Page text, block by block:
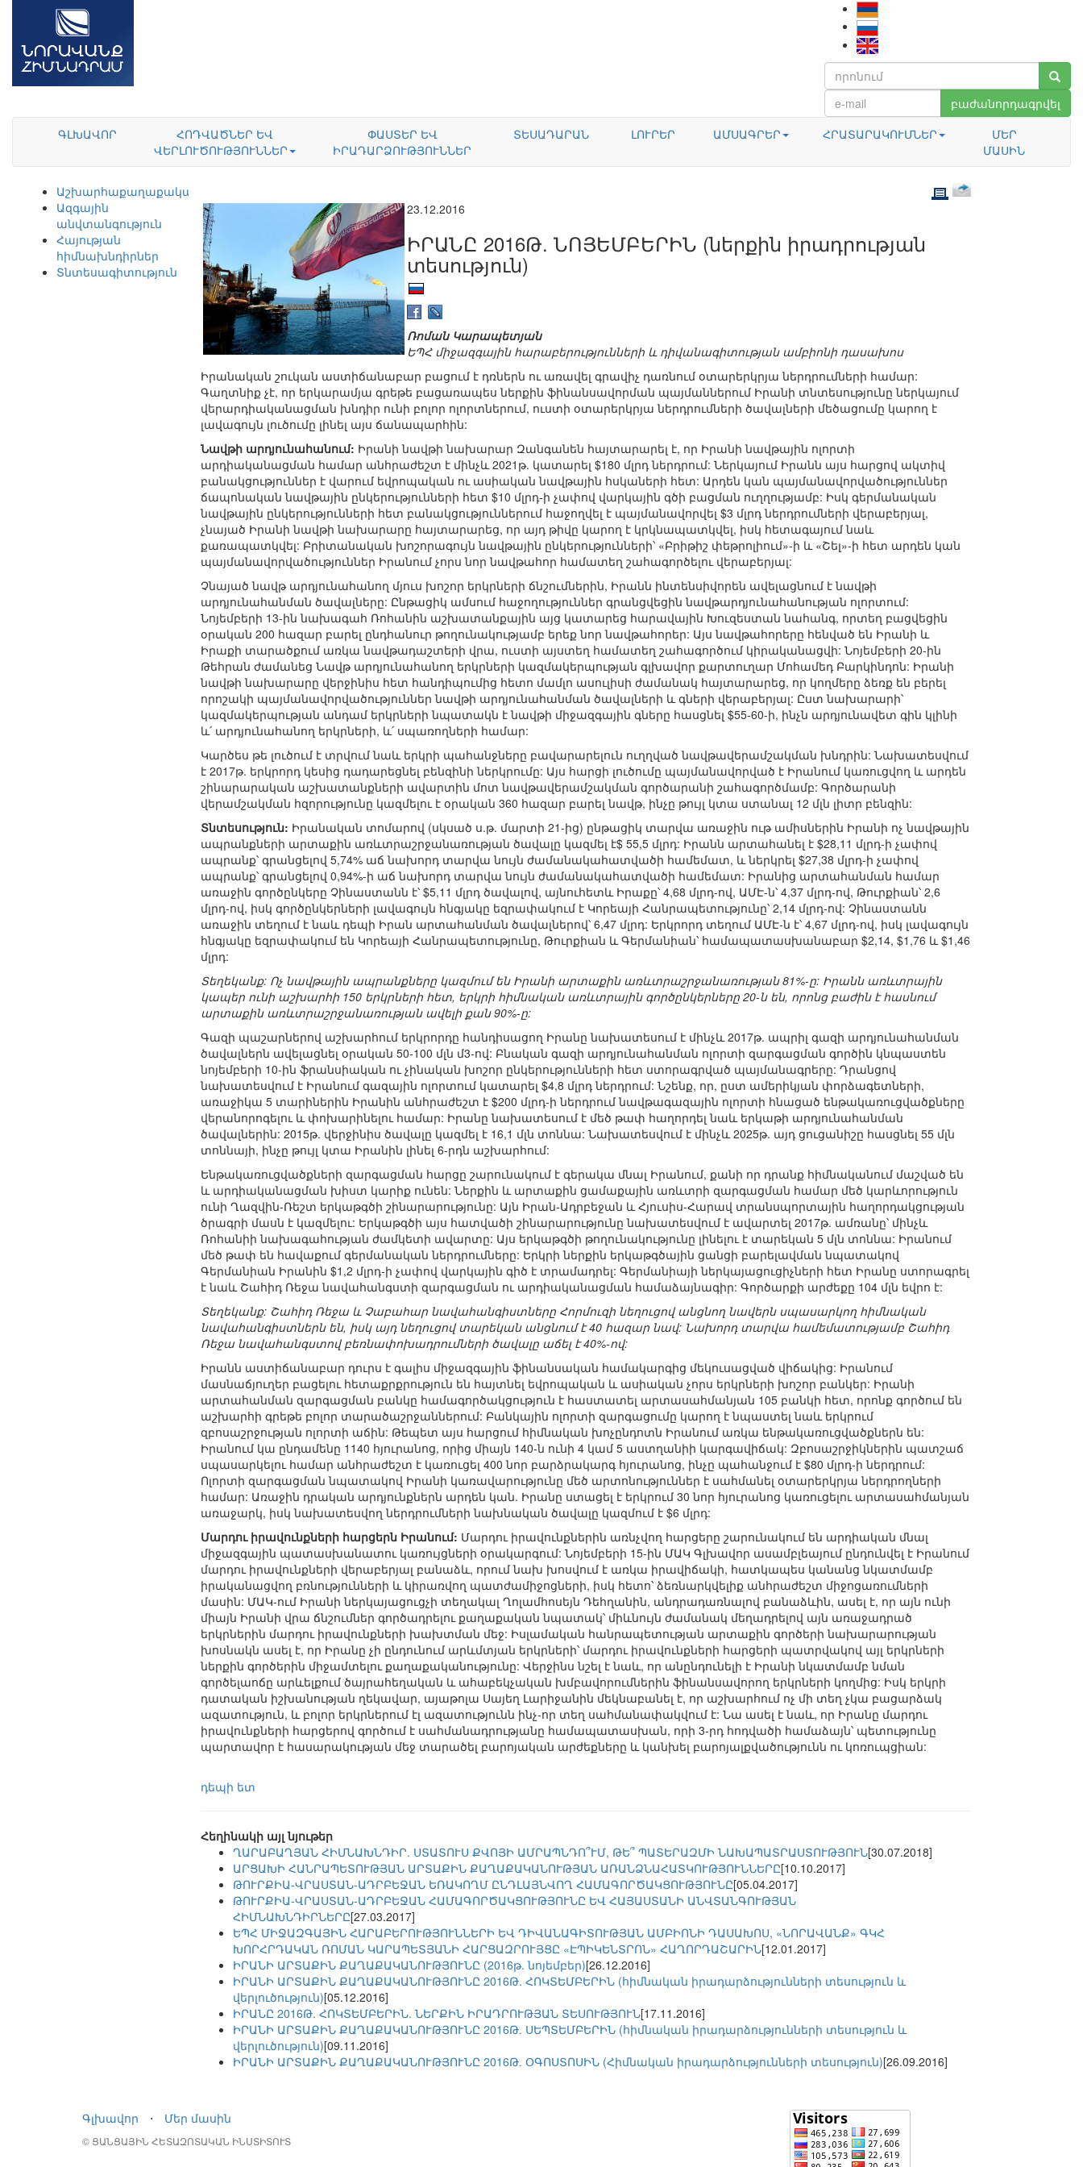
բաժանորդագրվել
ԳԼԽԱՎՈՐ
ՀՈԴՎԱԾՆԵՐ ԵՎ
ՎԵՐԼՈՒԾՈՒԹՅՈՒՆՆԵՐ
ՓԱՍՏԵՐ ԵՎ
ԻՐԱԴԱՐՁՈՒԹՅՈՒՆՆԵՐ
ՏԵՍԱԴԱՐԱՆ ԼՈՒՐԵՐ ԱՄՍԱԳՐԵՐ ՀՐԱՏԱՐԱԿՈՒՄՆԵՐ
ՄԵՐ
ՄԱՍԻՆ
Աշխարհաքաղաքականություն
Ազգային
անվտանգություն
Հայության
հիմնախնդիրներ
Տնտեսագիտություն
23.12.2016
ԻՐԱՆԸ 2016Թ. ՆՈՅԵՄԲԵՐԻՆ (ներքին իրադրության
տեսություն)
Ռոման Կարապետյան
ԵՊՀ միջազգային հարաբերությունների և դիվանագիտության ամբիոնի դասախոս
Իրանական շուկան աստիճանաբար բացում է դռներն ու առավել գրավիչ դառնում օտարերկրյա ներդրումների համար:
Գաղտնիք չէ, որ երկարամյա գրեթե բացառապես ներքին ֆինանսավորման պայմաններում Իրանի տնտեսությունը ներկայում
վերարդիականացման խնդիր ունի բոլոր ոլորտներում, ուստի օտարերկրյա ներդրումների ծավալների մեծացումը կարող է
լավագույն լուծումը լինել այս ճանապարհին:
Նավթի արդյունահանում: Իրանի նավթի նախարար Զանգանեն հայտարարել է, որ Իրանի նավթային ոլորտի
արդիականացման համար անհրաժեշտ է մինչև 2021թ. կատարել $180 մլրդ ներդրում: Ներկայում Իրանն այս հարցով ակտիվ
բանակցություններ է վարում եվրոպական ու ասիական նավթային հսկաների հետ: Արդեն կան պայմանավորվածություններ
ճապոնական նավթային ընկերությունների հետ $10 մլրդ-ի չափով վարկային գծի բացման ուղղությամբ: Իսկ գերմանական
նավթային ընկերությունների հետ բանակցություններում հաջողվել է պայմանավորվել $3 մլրդ ներդրումների վերաբերյալ,
չնայած Իրանի նավթի նախարարը հայտարարեց, որ այդ թիվը կարող է կրկնապատկվել, իսկ հետագայում նաև
քառապատկվել: Բրիտանական խոշորագույն նավթային ընկերությունների՝ «Բրիթիշ փեթրոլիում»-ի և «Շել»-ի հետ արդեն կան
պայմանավորվածություններ Իրանում չորս նոր նավթահոր համատեղ շահագործելու վերաբերյալ:
Չնայած նավթ արդյունահանող մյուս խոշոր երկրների ճնշումներին, Իրանն ինտենսիվորեն ավելացնում է նավթի
արդյունահանման ծավալները: Ընթացիկ ամսում հաջողություններ գրանցվեցին նավթարդյունահանության ոլորտում:
Նոյեմբերի 13-ին նախագահ Ռոհանին աշխատանքային այց կատարեց հարավային Խուզեստան նահանգ, որտեղ բացվեցին
օրական 200 հազար բարել ընդհանուր թողունակությամբ երեք նոր նավթահորեր: Այս նավթահորերը հենված են Իրանի և
Իրաքի տարածքում առկա նավթադաշտերի վրա, ուստի այստեղ համատեղ շահագործում կիրականացվի: Նոյեմբերի 20-ին
Թեհրան ժամանեց Նավթ արդյունահանող երկրների կազմակերպության գլխավոր քարտուղար Մոհամեդ Բարկինդոն: Իրանի
նավթի նախարարը վերջինիս հետ հանդիպումից հետո մամլո ասուլիսի ժամանակ հայտարարեց, որ կողմերը ձեռք են բերել
որոշակի պայմանավորվածություններ նավթի արդյունահանման ծավալների և գների վերաբերյալ: Ըստ նախարարի՝
կազմակերպության անդամ երկրների նպատակն է նավթի միջազգային գները հասցնել $55-60-ի, ինչն արդյունավետ գին կլինի
և՛ արդյունահանող երկրների, և՛ սպառողների համար:
Կարծես թե լուծում է տրվում նաև երկրի պահանջները բավարարելուն ուղղված նավթավերամշակման խնդրին: Նախատեսվում
է 2017թ. երկրորդ կեսից դադարեցնել բենզինի ներկրումը: Այս հարցի լուծումը պայմանավորված է Իրանում կառուցվող և արդեն
շինարարական աշխատանքների ավարտին մոտ նավթավերամշակման գործարանի շահագործմամբ: Գործարանի
վերամշակման հզորությունը կազմելու է օրական 360 հազար բարել նավթ, ինչը թույլ կտա ստանալ 12 մլն լիտր բենզին:
Տնտեսություն: Իրանական տոմարով (սկսած ս.թ. մարտի 21-ից) ընթացիկ տարվա առաջին ութ ամիսներին Իրանի ոչ նավթային
ապրանքների արտաքին առևտրաշրջանառության ծավալը կազմել է$ 55,5 մլրդ: Իրանն արտահանել է $28,11 մլրդ-ի չափով
ապրանք՝ գրանցելով 5,74% աճ նախորդ տարվա նույն ժամանակահատվածի համեմատ, և ներկրել $27,38 մլրդ-ի չափով
ապրանք՝ գրանցելով 0,94%-ի աճ նախորդ տարվա նույն ժամանակահատվածի համեմատ: Իրանից արտահանման համար
առաջին գործընկերը Չինաստանն է՝ $5,11 մլրդ ծավալով, այնուհետև Իրաքը՝ 4,68 մլրդ-ով, ԱՄԷ-ն՝ 4,37 մլրդ-ով, Թուրքիան՝ 2,6
մլրդ-ով, իսկ գործընկերների լավագույն հնգյակը եզրափակում է Կորեայի Հանրապետությունը՝ 2,14 մլրդ-ով: Չինաստանն
առաջին տեղում է նաև դեպի Իրան արտահանման ծավալներով՝ 6,47 մլրդ: Երկրորդ տեղում ԱՄԷ-ն է՝ 4,67 մլրդ-ով, իսկ լավագույն
հնգյակը եզրափակում են Կորեայի Հանրապետությունը, Թուրքիան և Գերմանիան՝ համապատասխանաբար $2,14, $1,76 և $1,46
մլրդ:
Տեղեկանք: Ոչ նավթային ապրանքները կազմում են Իրանի արտաքին առևտրաշրջանառության 81%-ը: Իրանն առևտրային
կապեր ունի աշխարհի 150 երկրների հետ, երկրի հիմնական առևտրային գործընկերները 20-ն են, որոնց բաժին է հասնում
արտաքին առևտրաշրջանառության ավելի քան 90%-ը:
Գազի պաշարներով աշխարհում երկրորդը հանդիսացող Իրանը նախատեսում է մինչև 2017թ. ապրիլ գազի արդյունահանման
ծավալներն ավելացնել օրական 50-100 մլն մ3-ով: Բնական գազի արդյունահանման ոլորտի զարգացման գործին կնպաստեն
նոյեմբերի 10-ին ֆրանսիական ու չինական խոշոր ընկերությունների հետ ստորագրված պայմանագրերը: Դրանցով
նախատեսվում է Իրանում գազային ոլորտում կատարել $4,8 մլրդ ներդրում: Նշենք, որ, ըստ ամերիկյան փորձագետների,
առաջիկա 5 տարիներին Իրանին անհրաժեշտ է $200 մլրդ-ի ներդրում նավթագազային ոլորտի հնացած ենթակառուցվածքները
վերանորոգելու և փոխարինելու համար: Իրանը նախատեսում է մեծ թափ հաղորդել նաև երկաթի արդյունահանման
ծավալներին: 2015թ. վերջինիս ծավալը կազմել է 16,1 մլն տոննա: Նախատեսվում է մինչև 2025թ. այդ ցուցանիշը հասցնել 55 մլն
տոննայի, ինչը թույլ կտա Իրանին լինել 6-րդն աշխարհում:
Ենթակառուցվածքների զարգացման հարցը շարունակում է գերակա մնալ Իրանում, քանի որ դրանք հիմնականում մաշված են
և արդիականացման խիստ կարիք ունեն: Ներքին և արտաքին ցամաքային առևտրի զարգացման համար մեծ կարևորություն
ունի Ղազվին-Ռեշտ երկաթգծի շինարարությունը: Այն Իրան-Ադրբեջան և Հյուսիս-Հարավ տրանսպորտային հաղորդակցության
ծրագրի մասն է կազմելու: Երկաթգծի այս հատվածի շինարարությունը նախատեսվում է ավարտել 2017թ. ամռանը՝ մինչև
Ռոհանիի նախագահության ժամկետի ավարտը: Այս երկաթգծի թողունակությունը լինելու է տարեկան 5 մլն տոննա: Իրանում
մեծ թափ են հավաքում գերմանական ներդրումները: Երկրի ներքին երկաթգծային ցանցի բարելավման նպատակով
Գերմանիան Իրանին $1,2 մլրդ-ի չափով վարկային գիծ է տրամադրել: Գերմանիայի ներկայացուցիչների հետ Իրանը ստորագրել
է նաև Շահիդ Ռեջա նավահանգստի զարգացման ու արդիականացման համաձայնագիր: Գործարքի արժեքը 104 մլն եվրո է:
Տեղեկանք: Շահիդ Ռեջա և Չաբահար նավահանգիստները Հորմուզի նեղուցով անցնող նավերն սպասարկող հիմնական
նավահանգիստներն են, իսկ այդ նեղուցով տարեկան անցնում է 40 հազար նավ: Նախորդ տարվա համեմատությամբ Շահիդ
Ռեջա նավահանգստով բեռնափոխադրումների ծավալը աճել է 40%-ով:
Իրանն աստիճանաբար դուրս է գալիս միջազգային ֆինանսական համակարգից մեկուսացված վիճակից: Իրանում
մասնաճյուղեր բացելու հետաքրքրություն են հայտնել եվրոպական և ասիական չորս երկրների խոշոր բանկեր: Իրանի
արտահանման զարգացման բանկը համագործակցություն է հաստատել արտասահմանյան 105 բանկի հետ, որոնք գործում են
աշխարհի գրեթե բոլոր տարածաշրջաններում: Բանկային ոլորտի զարգացումը կարող է նպաստել նաև երկրում
զբոսաշրջության ոլորտի աճին: Թեպետ այս հարցում հիմնական խոչընդոտն Իրանում առկա ենթակառուցվածքներն են:
Իրանում կա ընդամենը 1140 հյուրանոց, որից միայն 140-ն ունի 4 կամ 5 աստղանիի կարգավիճակ: Զբոսաշրջիկներին պատշաճ
սպասարկելու համար անհրաժեշտ է կառուցել 400 նոր բարձրակարգ հյուրանոց, ինչը պահանջում է $80 մլրդ-ի ներդրում:
Ոլորտի զարգացման նպատակով Իրանի կառավարությունը մեծ արտոնություններ է սահմանել օտարերկրյա ներդրողների
համար: Առաջին դրական արդյունքներն արդեն կան. Իրանը ստացել է երկրում 30 նոր հյուրանոց կառուցելու արտասահմանյան
առաջարկ, իսկ նախատեսվող ներդրումների նախնական ծավալը կազմում է $6 մլրդ:
Մարդու իրավունքների հարցերն Իրանում: Մարդու իրավունքներին առնչվող հարցերը շարունակում են արդիական մնալ
միջազգային պատասխանատու կառույցների օրակարգում: Նոյեմբերի 15-ին ՄԱԿ Գլխավոր ասամբլեայում ընդունվել է Իրանում
մարդու իրավունքների վերաբերյալ բանաձև, որում նախ խոսվում է առկա իրավիճակի, հատկապես կանանց նկատմամբ
իրականացվող բռնությունների և կիրառվող պատժամիջոցների, իսկ հետո՝ ձեռնարկվելիք անհրաժեշտ միջոցառումների
մասին: ՄԱԿ-ում Իրանի ներկայացուցչի տեղակալ Ղոլամհոսեյն Դեհղանին, անդրադառնալով բանաձևին, ասել է, որ այն ունի
միայն Իրանի վրա ճնշումներ գործադրելու քաղաքական նպատակ՝ միևնույն ժամանակ մեղադրելով այն առաջադրած
երկրներին մարդու իրավունքների խախտման մեջ: Իսլամական հանրապետության արտաքին գործերի նախարարության
խոսնակն ասել է, որ Իրանը չի ընդունում արևմտյան երկրների՝ մարդու իրավունքների հարցերի պատրվակով այլ երկրների
ներքին գործերին միջամտելու քաղաքականությունը: Վերջինս նշել է նաև, որ անընդունելի է Իրանի նկատմամբ նման
գործելաոճը արևելքում ծայրահեղական և ահաբեկչական խմբավորումներին ֆինանսավորող երկրների կողմից: Իսկ երկրի
դատական իշխանության ղեկավար, այաթոլա Սայեղ Լարիջանին մեկնաբանել է, որ աշխարհում ոչ մի տեղ չկա բացարձակ
ազատություն, և բոլոր երկրներում էլ ազատությունն ինչ-որ տեղ սահմանափակվում է: Նա ասել է նաև, որ Իրանը մարդու
իրավունքների հարցերով գործում է սահմանադրությանը համապատասխան, որի 3-րդ հոդվածի համաձայն՝ պետությունը
պարտավոր է հասարակության մեջ տարածել բարոյական արժեքները և կանխել բարոյալքվածությունն ու կոռուպցիան:
դեպի ետ
Հեղինակի այլ նյութեր
ՂԱՐԱԲԱՂՅԱՆ ՀԻՄՆԱԽՆԴԻՐ. ՍՏԱՏՈՒՍ ՔՎՈՅԻ ԱՄՐԱՊՆԴՈ՞ՒՄ, ԹԵ՞ ՊԱՏԵՐԱԶՄԻ ՆԱԽԱՊԱՏՐԱՍՏՈՒԹՅՈՒՆ[30.07.2018]
ԱՐՑԱԽԻ ՀԱՆՐԱՊԵՏՈՒԹՅԱՆ ԱՐՏԱՔԻՆ ՔԱՂԱՔԱԿԱՆՈՒԹՅԱՆ ԱՌԱՆՁՆԱՀԱՏԿՈՒԹՅՈՒՆՆԵՐԸ[10.10.2017]
ԹՈՒՐՔԻԱ-ՎՐԱՍՏԱՆ-ԱԴՐԲԵՋԱՆ ԵՌԱԿՈՂՄ ԸՆԴԼԱՅՆՎՈՂ ՀԱՄԱԳՈՐԾԱԿՑՈՒԹՅՈՒՆԸ[05.04.2017]
ԹՈՒՐՔԻԱ-ՎՐԱՍՏԱՆ-ԱԴՐԲԵՋԱՆ ՀԱՄԱԳՈՐԾԱԿՑՈՒԹՅՈՒՆԸ ԵՎ ՀԱՅԱՍՏԱՆԻ ԱՆՎՏԱՆԳՈՒԹՅԱՆ
ՀԻՄՆԱԽՆԴԻՐՆԵՐԸ[27.03.2017]
ԵՊՀ ՄԻՋԱԶԳԱՅԻՆ ՀԱՐԱԲԵՐՈՒԹՅՈՒՆՆԵՐԻ ԵՎ ԴԻՎԱՆԱԳԻՏՈՒԹՅԱՆ ԱՄԲԻՈՆԻ ԴԱՍԱԽՈՍ, «ՆՈՐԱՎԱՆՔ» ԳԿՀ
ԽՈՐՀՐԴԱԿԱՆ ՌՈՄԱՆ ԿԱՐԱՊԵՏՅԱՆԻ ՀԱՐՑԱԶՐՈՒՅՑԸ «ԷՊԻԿԵՆՏՐՈՆ» ՀԱՂՈՐԴԱՇԱՐԻՆ[12.01.2017]
ԻՐԱՆԻ ԱՐՏԱՔԻՆ ՔԱՂԱՔԱԿԱՆՈՒԹՅՈՒՆԸ (2016թ. նոյեմբեր)[26.12.2016]
ԻՐԱՆԻ ԱՐՏԱՔԻՆ ՔԱՂԱՔԱԿԱՆՈՒԹՅՈՒՆԸ 2016Թ. ՀՈԿՏԵՄԲԵՐԻՆ (հիմնական իրադարձությունների տեսություն և
վերլուծություն)[05.12.2016]
ԻՐԱՆԸ 2016Թ. ՀՈԿՏԵՄԲԵՐԻՆ. ՆԵՐՔԻՆ ԻՐԱԴՐՈՒԹՅԱՆ ՏԵՍՈՒԹՅՈՒՆ[17.11.2016]
ԻՐԱՆԻ ԱՐՏԱՔԻՆ ՔԱՂԱՔԱԿԱՆՈՒԹՅՈՒՆԸ 2016Թ. ՍԵՊՏԵՄԲԵՐԻՆ (հիմնական իրադարձությունների տեսություն և
վերլուծություն)[09.11.2016]
ԻՐԱՆԻ ԱՐՏԱՔԻՆ ՔԱՂԱՔԱԿԱՆՈՒԹՅՈՒՆԸ 2016Թ. ՕԳՈՍՏՈՍԻՆ (Հիմնական իրադարձությունների տեսություն)[26.09.2016]
Գլխավոր ⋅ Մեր մասին
© ՑԱՆՑԱՅԻՆ ՀԵՏԱԶՈՏԱԿԱՆ ԻՆՍՏԻՏՈՒՏ